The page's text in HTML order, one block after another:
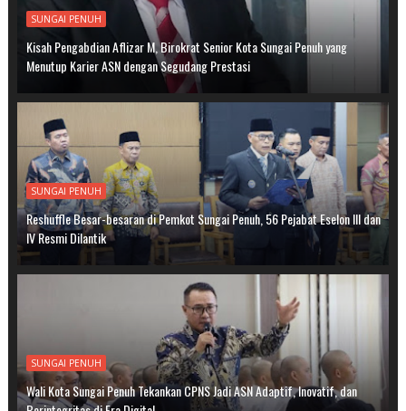
SUNGAI PENUH
Kisah Pengabdian Aflizar M, Birokrat Senior Kota Sungai Penuh yang
Menutup Karier ASN dengan Segudang Prestasi
SUNGAI PENUH
Reshuffle Besar-besaran di Pemkot Sungai Penuh, 56 Pejabat Eselon III dan
IV Resmi Dilantik
SUNGAI PENUH
Wali Kota Sungai Penuh Tekankan CPNS Jadi ASN Adaptif, Inovatif, dan